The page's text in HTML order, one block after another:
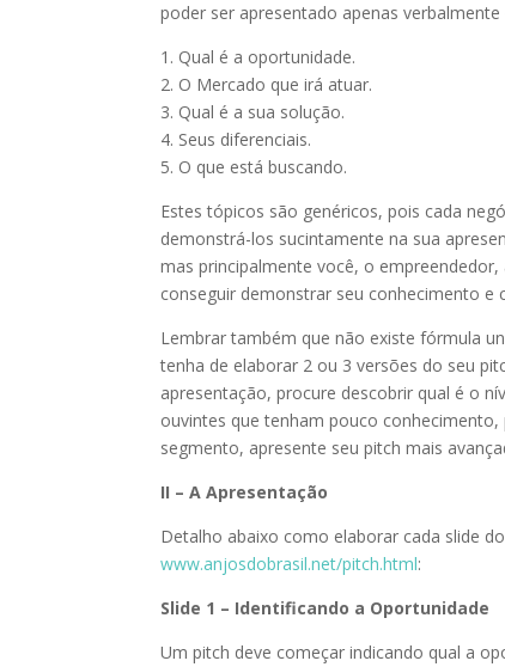
poder ser apresentado apenas
1. Qual é a oportunidade.
2. O Mercado que irá atuar.
3. Qual é a sua solução.
4. Seus diferenciais.
5. O que está buscando.
Estes tópicos são genéricos, pois cada
demonstrá-los sucintamente na sua
mas principalmente você, o
conseguir demonstrar seu conhecimento e
Lembrar também que não existe fórmula
tenha de elaborar 2 ou 3 versões do seu
apresentação, procure descobrir qual é o
ouvintes que tenham pouco
segmento, apresente seu pitch mais
II – A Apresentação
Detalho abaixo como elaborar cada slide
www.anjosdobrasil.net/pitch.html:
Slide 1 – Identificando a Oportunidade
Um pitch deve começar indicando qual a